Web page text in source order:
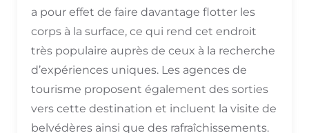
a pour effet de faire davantage flotter les
corps à la surface, ce qui rend cet endroit
très populaire auprès de ceux à la recherche
d’expériences uniques. Les agences de
tourisme proposent également des sorties
vers cette destination et incluent la visite de
belvédères ainsi que des rafraîchissements.